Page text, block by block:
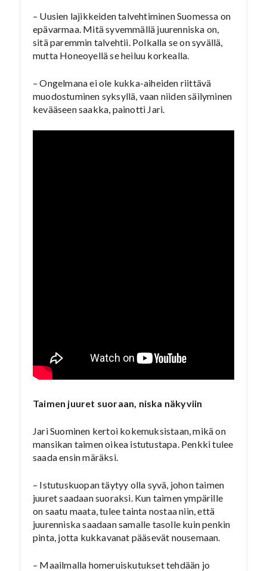
– Uusien lajikkeiden talvehtiminen Suomessa on
epävarmaa. Mitä syvemmällä juurenniska on,
sitä paremmin talvehtii. Polkalla se on syvällä,
mutta Honeoyellä se heiluu korkealla.
– Ongelmana ei ole kukka-aiheiden riittävä
muodostuminen syksyllä, vaan niiden säilyminen
kevääseen saakka, painotti Jari.
Taimen juuret suoraan, niska näkyviin
Jari Suominen kertoi kokemuksistaan, mikä on
mansikan taimen oikea istutustapa. Penkki tulee
saada ensin märäksi.
– Istutuskuopan täytyy olla syvä, johon taimen
juuret saadaan suoraksi. Kun taimen ympärille
on saatu maata, tulee tainta nostaa niin, että
juurenniska saadaan samalle tasolle kuin penkin
pinta, jotta kukkavanat pääsevät nousemaan.
– Maailmalla homeruiskutukset tehdään jo